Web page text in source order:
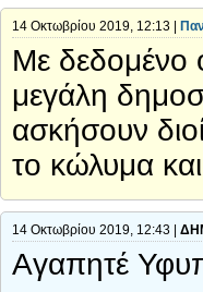
14 Οκτωβρίου 2019, 12:13 |
Με δεδομένο
μεγάλη
ασκήσουν
το κώλυμα και
14 Οκτωβρίου 2019, 12:43 |
Αγαπητέ